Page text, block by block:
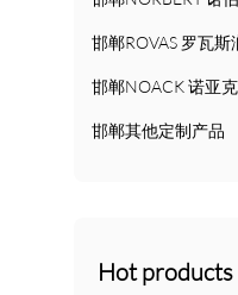
邯郸ROVAS 罗瓦斯
邯郸NOACK 诺亚
邯郸其他定制产品
Hot products